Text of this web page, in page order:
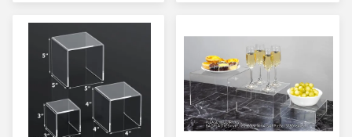
дисплея акриловые
декоративные
подъемники